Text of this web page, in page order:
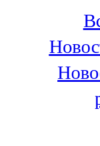
100,3 FM
Зәй
106,6
105,2